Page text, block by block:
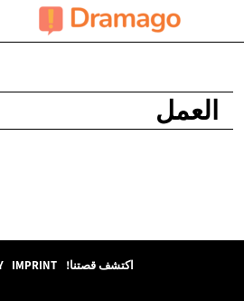
العمل
اكتشف قصتنا! IMPRINT